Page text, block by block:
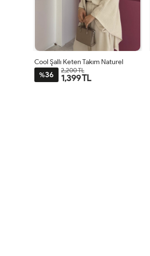
Cool Şallı Keten Takım Naturel
%36 2,200 TL
1,399 TL